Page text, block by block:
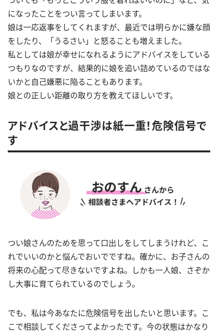
になったことをつい言ってしまいます。
娘は一応返事をしてくれますが、最近では明らかに嫌な顔
をしたり、「うるさい」と怒ることも増えました。
私としては娘が幸せになれるようにアドバイスをしている
つもりなのですが、結果的に娘を追い詰めているのではな
いかと自己嫌悪に陥ることもあります。
娘との正しい距離の取り方を教えてほしいです。
アドバイスと過干渉は紙一重！危険信号で
す
つい娘さんのためを思って口出しをしてしまうけれど、こ
れでいいのかと悩んでおいでですね。確かに、お子さんの
将来の心配って尽きないですよね。しかも一人娘、さぞか
し大事に育てられているのでしょう。
でも、私は今あなたに危険信号を出したいと思います。こ
こで相談してくださってよかったです。今の状態はかなり